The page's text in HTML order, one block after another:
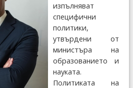
изпълняват
специфични
политики,
утвърдени от
министъра на
образованието и
науката.
Политиката на